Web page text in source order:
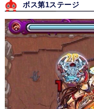
ボス第1ステージ